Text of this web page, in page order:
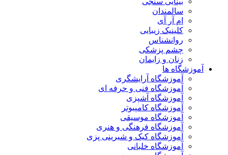
سالمندان
ام آر آی
کلینیک زیبایی
روانشناس
چشم پزشکی
زنان و زایمان
آموزشگاه ها
آموزشگاه آرایشگری
آموزشگاه فنی و حرفه ای
آموزشگاه آشپزی
آموزشگاه کامپیوتر
آموزشگاه موسیقی
آموزشگاه فرهنگی و هنری
آموزشگاه کیک و شیرینی پزی
آموزشگاه خلبانی